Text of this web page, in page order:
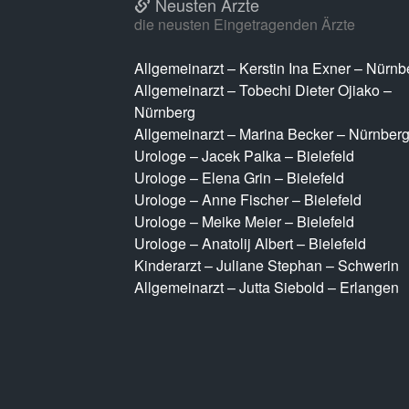
die neusten Eingetragenden Ärzte
Allgemeinarzt – Kerstin Ina Exner –
Allgemeinarzt – Tobechi Dieter Ojiako –
Nürnberg
Allgemeinarzt – Marina Becker – Nürnberg
Urologe – Jacek Palka – Bielefeld
Urologe – Elena Grin – Bielefeld
Urologe – Anne Fischer – Bielefeld
Urologe – Meike Meier – Bielefeld
Urologe – Anatolij Albert – Bielefeld
Kinderarzt – Juliane Stephan – Schwerin
Allgemeinarzt – Jutta Siebold – Erlangen